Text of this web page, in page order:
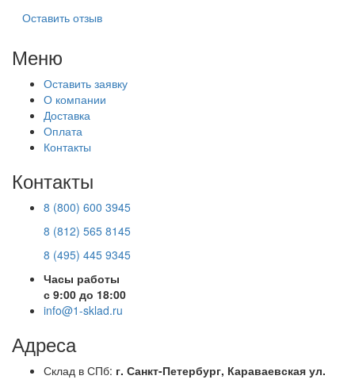
Оставить отзыв
Меню
Оставить заявку
О компании
Доставка
Оплата
Контакты
Контакты
8 (800) 600 3945
8 (812) 565 8145
8 (495) 445 9345
Часы работы
с 9:00 до 18:00
info@1-sklad.ru
Адреса
Склад в СПб: г. Санкт-Петербург, Караваевская ул.